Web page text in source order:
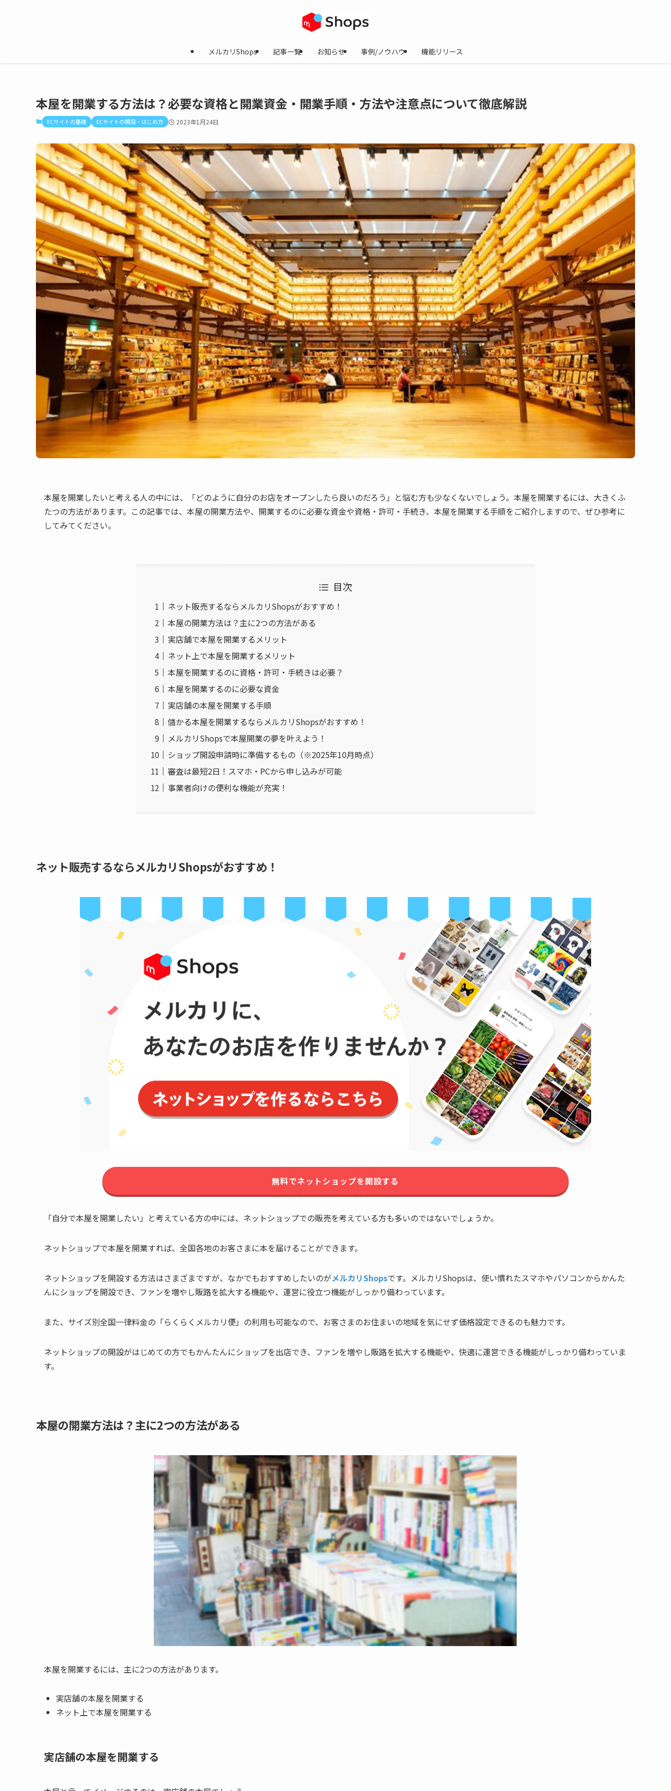
メルカリShops 記事一覧 お知らせ 事例/ノウハウ 機能リリース
本屋を開業する方法は？必要な資格と開業資金・開業手順・方法や注意点について徹底解説
ECサイトの基礎 ECサイトの開設・はじめ方 2023年1月24日
本屋を開業したいと考える人の中には、「どのように自分のお店をオープンしたら良いのだろう」と悩む方も少なくないでしょう。本屋を開業するには、大きくふ
たつの方法があります。この記事では、本屋の開業方法や、開業するのに必要な資金や資格・許可・手続き、本屋を開業する手順をご紹介しますので、ぜひ参考に
してみてください。
目次
ネット販売するならメルカリShopsがおすすめ！
本屋の開業方法は？主に2つの方法がある
実店舗で本屋を開業するメリット
ネット上で本屋を開業するメリット
本屋を開業するのに資格・許可・手続きは必要？
本屋を開業するのに必要な資金
実店舗の本屋を開業する手順
儲かる本屋を開業するならメルカリShopsがおすすめ！
メルカリShopsで本屋開業の夢を叶えよう！
ショップ開設申請時に準備するもの（※2025年10月時点）
審査は最短2日！スマホ・PCから申し込みが可能
事業者向けの便利な機能が充実！
ネット販売するならメルカリShopsがおすすめ！
無料でネットショップを開設する
「自分で本屋を開業したい」と考えている方の中には、ネットショップでの販売を考えている方も多いのではないでしょうか。
ネットショップで本屋を開業すれば、全国各地のお客さまに本を届けることができます。
ネットショップを開設する方法はさまざまですが、なかでもおすすめしたいのがメルカリShopsです。メルカリShopsは、使い慣れたスマホやパソコンからかんた
んにショップを開設でき、ファンを増やし販路を拡大する機能や、運営に役立つ機能がしっかり備わっています。
また、サイズ別全国一律料金の「らくらくメルカリ便」の利用も可能なので、お客さまのお住まいの地域を気にせず価格設定できるのも魅力です。
ネットショップの開設がはじめての方でもかんたんにショップを出店でき、ファンを増やし販路を拡大する機能や、快適に運営できる機能がしっかり備わっていま
す。
本屋の開業方法は？主に2つの方法がある
本屋を開業するには、主に2つの方法があります。
実店舗の本屋を開業する
ネット上で本屋を開業する
実店舗の本屋を開業する